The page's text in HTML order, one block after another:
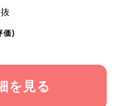
価)
を見る